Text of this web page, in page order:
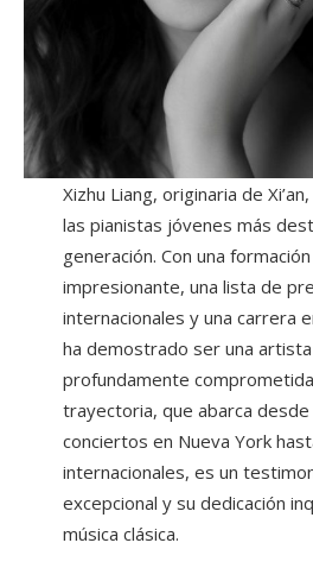
Xizhu Liang, originaria de
las pianistas jóvenes más
generación. Con una
impresionante, una lista de
internacionales y una carrera
ha demostrado ser una
profundamente
trayectoria, que abarca desde
conciertos en Nueva York
internacionales, es un
excepcional y su dedicación
música clásica.